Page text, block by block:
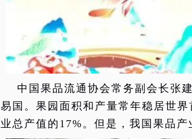
中国果品流通协会常务副会长张
易国。果园面积和产量常年稳居世
业总产值的17%。但是，我国果品